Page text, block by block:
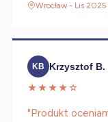
Wrocław - Lis 2025
KB
Krzysztof B.
★★★★☆
"Produkt